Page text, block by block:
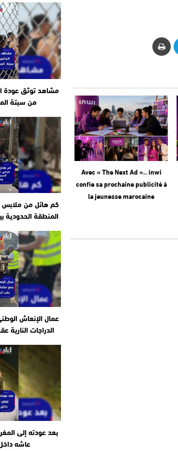
Avec « The Next Ad ».. inwi
confie sa prochaine publicité à
la jeunesse marocaine
مشاهد توثق عودة
من سبتة
كم هائل من ملابس
المنطقة الحدودية
عمال الإنعاش
الدراجات النارية
بعد عودته إلى
عاشه